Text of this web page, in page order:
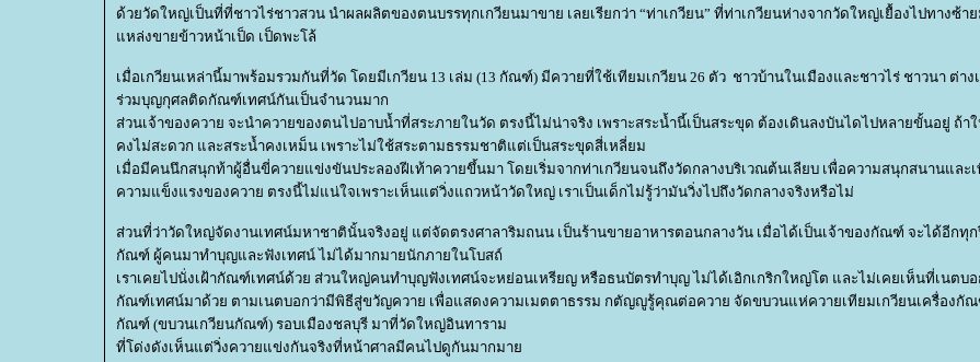
ด้วยวัดใหญ่เป็นที่ที่ชาวไร่ชาวสวน นำผลผลิตของตนบรรทุกเกวียนมาขาย เลยเรียกว่า “ท่าเกวียน” ที่ท่าเกวียนห่างจากวัดใหญ่เยื้องไปทางซ้า
หล่งขายข้าวหน้าเป็ด เป็ดพะโล้
เมื่อเกวียนเหล่านี้มาพร้อมรวมกันที่วัด โดยมีเกวียน 13 เล่ม (13 กัณฑ์) มีควายที่ใช้เทียมเกวียน 26 ตัว ชาวบ้านในเมืองและชาวไร่ ชาวนา ต่าง
ร่วมบุญกุศลติดกัณฑ์เทศน์กันเป็นจำนวนมาก
ส่วนเจ้าของควาย จะนำควายของตนไปอาบน้ำที่สระภายในวัด ตรงนี้ไม่น่าจริง เพราะสระน้ำนี้เป็นสระขุด ต้องเดินลงบันไดไปหลายขั้นอยู่ ถ้า
คงไม่สะดวก และสระน้ำคงเหม็น เพราะไม่ใช้สระตามธรรมชาติแต่เป็นสระขุดสี่เหลี่ยม
เมื่อมีคนนึกสนุกท้าผู้อื่นขี่ควายแข่งขันประลองฝีเท้าควายขึ้นมา โดยเริ่มจากท่าเกวียนจนถึงวัดกลางบริเวณต้นเลียบ เพื่อความสนุกสนานและ
ความแข็งแรงของควาย ตรงนี้ไม่แน่ใจเพราะเห็นแต่วิ่งแถวหน้าวัดใหญ่ เราเป็นเด็กไม่รู้ว่ามันวิ่งไปถึงวัดกลางจริงหรือไม่
ส่วนที่ว่าวัดใหญ่จัดงานเทศน์มหาชาตินั้นจริงอยู่ แต่จัดตรงศาลาริมถนน เป็นร้านขายอาหารตอนกลางวัน เมื่อได้เป็นเจ้าของกัณฑ์ จะได้อีกทุก
กัณฑ์ ผู้คนมาทำบุญและฟังเทศน์ ไม่ได้มากมายนักภายในโบสถ์
เราเคยไปนั่งเฝ้ากัณฑ์เทศน์ด้วย ส่วนใหญ่คนทำบุญฟังเทศน์จะหย่อนเหรียญ หรือธนบัตรทำบุญ ไม่ได้เอิกเกริกใหญ่โต และไม่เคยเห็นที่เนตบ
กัณฑ์เทศน์มาด้วย ตามเนตบอกว่ามีพิธีสู่ขวัญควาย เพื่อแสดงความเมตตาธรรม กตัญญูรู้คุณต่อควาย จัดขบวนแห่ควายเทียมเกวียนเครื่องกัณ
กัณฑ์ (ขบวนเกวียนกัณฑ์) รอบเมืองชลบุรี มาที่วัดใหญ่อินทาราม
ที่โด่งดังเห็นแต่วิ่งควายแข่งกันจริงที่หน้าศาลมีคนไปดูกันมากมา